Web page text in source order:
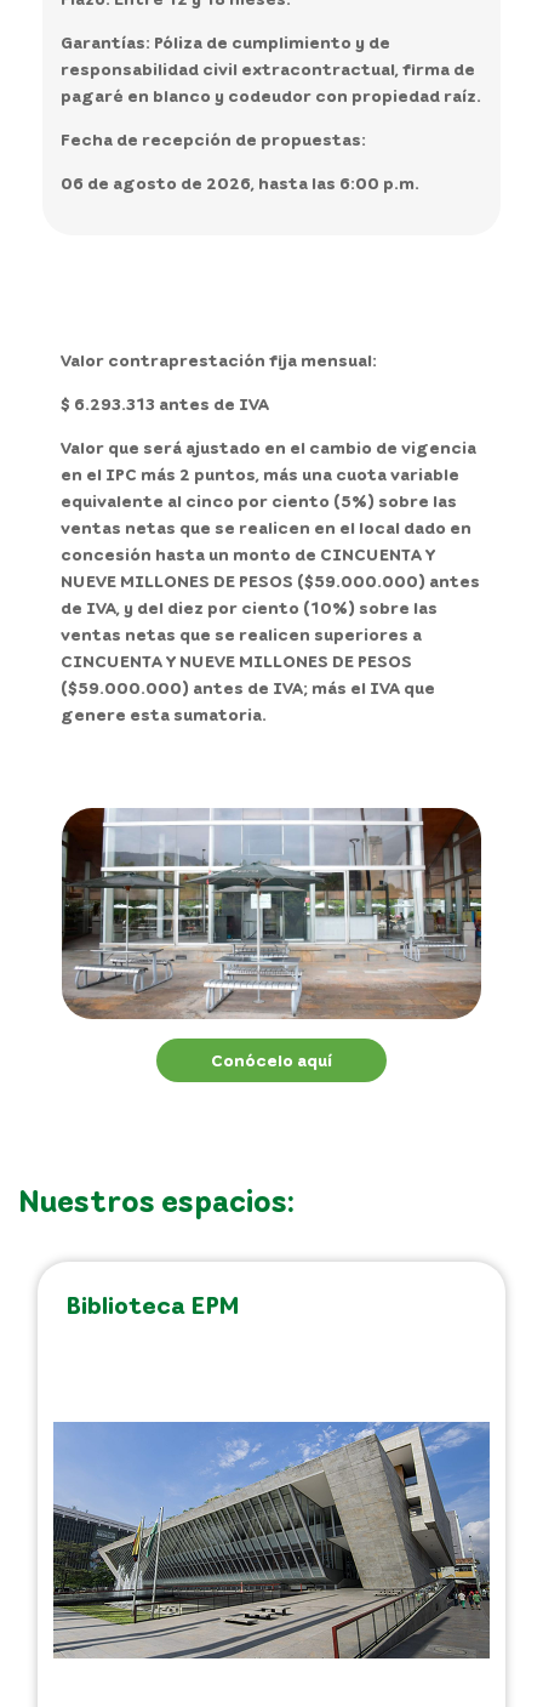
Garantías: Póliza de cumplimiento y de
responsabilidad civil extracontractual, firma de
pagaré en blanco y codeudor con propiedad raíz.­­­­­­­­­­­­­­­
Fecha de recepción de propuestas:
06 de agosto de 2026, hasta las 6:00 p.m.
Valor contraprestación fija mensual:
$ 6.293.313 antes de IVA
Valor que será ajustado en el cambio de vigencia
en el IPC más 2 puntos, más una cuota variable
equivalente al cinco por ciento (5%) sobre las
ventas netas que se realicen en el local dado en
concesión hasta un monto de CINCUENTA Y
NUEVE MILLONES DE PESOS ($59.000.000) antes
de IVA, y del diez por ciento (10%) sobre las
ventas netas que se realicen superiores a
CINCUENTA Y NUEVE MILLONES DE PESOS
($59.000.000) antes de IVA; más el IVA que
genere esta sumatoria.
Conócelo aquí
Nuestros espacios:
Biblioteca EPM